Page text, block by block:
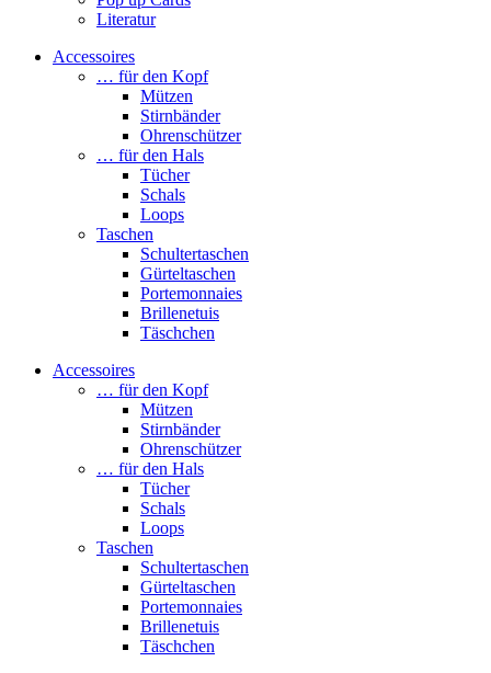
Literatur
Accessoires
… für den Kopf
Mützen
Stirnbänder
Ohrenschützer
… für den Hals
Tücher
Schals
Loops
Taschen
Schultertaschen
Gürteltaschen
Portemonnaies
Brillenetuis
Täschchen
Accessoires
… für den Kopf
Mützen
Stirnbänder
Ohrenschützer
… für den Hals
Tücher
Schals
Loops
Taschen
Schultertaschen
Gürteltaschen
Portemonnaies
Brillenetuis
Täschchen